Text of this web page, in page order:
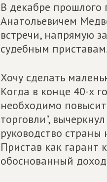
В декабре
Анатольевичем
встречи, напрямую
судебным
Хочу сделать
Когда в конце 40-х
необходимо
торговли",
руководство
Пристав как гарант
обоснованный